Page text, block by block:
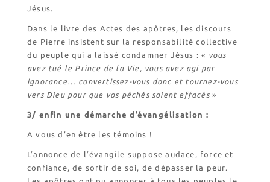
Jésus.
Dans le livre des Actes des apôtres, les discours
de Pierre insistent sur la responsabilité collective
du peuple qui a laissé condamner Jésus : « vous
avez tué le Prince de la Vie, vous avez agi par
ignorance… convertissez-vous donc et tournez-vous
vers Dieu pour que vos péchés soient effacés »
3/ enfin une démarche d’évangélisation :
A vous d’en être les témoins !
L’annonce de l’évangile suppose audace, force et
confiance, de sortir de soi, de dépasser la peur.